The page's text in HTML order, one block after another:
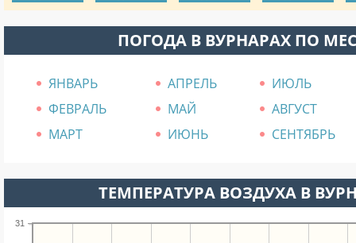
ПОГОДА В ВУРНАРАХ ПО
ЯНВАРЬ АПРЕЛЬ
ИЮЛЬ
ФЕВРАЛЬ
МАЙ
АВГУСТ
МАРТ
ИЮНЬ СЕНТЯБРЬ
ТЕМПЕРАТУРА ВОЗДУХА В
31